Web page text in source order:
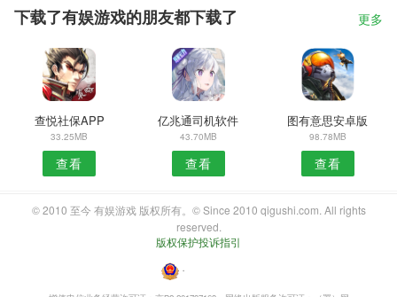
下载了有娱游戏的朋友都下载了 更多
查悦社保APP
33.25MB
查看
亿兆通司机软件
43.70MB
查看
图有意思安卓版
98.78MB
查看
© 2010 至今 有娱游戏 版权所有。© Since 2010 qigushi.com. All rights
reserved.
版权保护投诉指引
・